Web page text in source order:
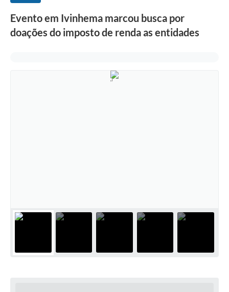
Evento em Ivinhema marcou busca por
doações do imposto de renda as entidades